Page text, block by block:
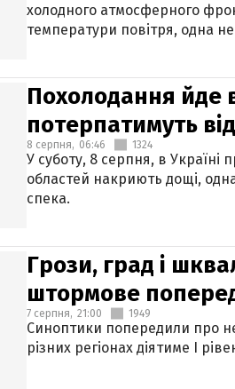
холодного атмосферного
температури повітря, одна
Похолодання йде
потерпатимуть
8 серпня, 06:46 1324
У суботу, 8 серпня, в Україні
областей накриють дощі,
спека.
Грози, град і
штормове
7 серпня, 21:00 1949
Синоптики попередили про
різних регіонах діятиме І